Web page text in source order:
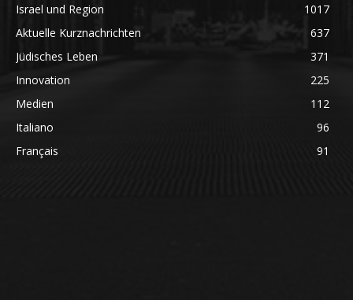
Israel und Region
1017
Aktuelle Kurznachrichten
637
Jüdisches Leben
371
Innovation
225
Medien
112
Italiano
96
Français
91